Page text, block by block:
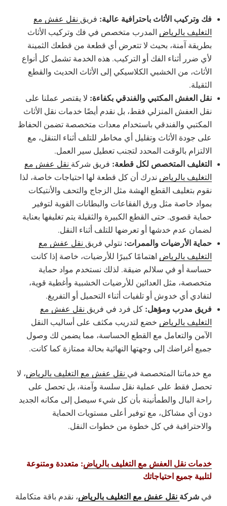
فك وتركيب الأثاث باحترافية عالية: فريق نقل عفش مع
التغليف بالرياض المدرب متخصص في فك وتركيب الأثاث
بطريقة آمنة، بحيث لا تتعرض أي قطعة من قطعك الثمينة
لأي ضرر أثناء الفك أو التركيب. هذه الخدمة تشمل كل أنواع
الأثاث، من الخشبي الكلاسيكي إلى الأثاث الحديث والقطع
الثقيلة.
نقل العفش المكتبي والفندقي بكفاءة: لا يقتصر عملنا على
نقل العفش المنزلي فقط، بل نقدم أيضًا خدمات نقل الأثاث
المكتبي والفندقي باستخدام معدات متخصصة تضمن الحفاظ
على جودة الأثاث وتقليل أي مخاطر للتلف أثناء التنقل، مع
الالتزام بالوقت المحدد لتجنب تعطيل سير العمل.
التغليف المتخصص لكل قطعة: فريق شركة نقل عفش مع
التغليف بالرياض ندرك أن كل قطعة لها احتياجات خاصة، لذا
نقوم بتغليف القطع الهشة مثل الزجاج والتحف والأنتيكات
بمواد خاصة مثل ورق الفقاعات والبطانات القوية لتوفير
حماية قصوى. حتى القطع الكبيرة والثقيلة يتم تغليفها بعناية
لضمان عدم خدشها أو تعرضها للتلف أثناء النقل.
حماية الأرضيات والممرات: نتولي فريق نقل عفش مع
التغليف بالرياض اهتمامًا كبيرًا للأرضيات، خاصة إذا كانت
حساسة أو في سلالم ضيقة. لذلك نستخدم مواد حماية
متخصصة، مثل العدائين للأرضيات الخشبية وأغطية قوية،
لتفادي أي خدوش أو تلفيات أثناء التحميل أو التفريغ.
فريق مدرب ومؤهل: كل فرد في فريق نقل عفش مع
التغليف بالرياض خضع لتدريب مكثف على أساليب النقل
الآمن والتعامل مع القطع الحساسة، مما يضمن لك وصول
جميع أغراضك إلى وجهتها النهائية بحالة ممتازة كما كانت.
مع خدماتنا المتخصصة في نقل عفش مع التغليف بالرياض، لا
تحصل فقط على عملية نقل سلسة وآمنة، بل تحصل على
راحة البال والطمأنينة بأن كل شيء سيصل إلى مكانه الجديد
دون أي مشاكل، مع توفير أعلى مستويات الحماية
والاحترافية في كل خطوة من خطوات النقل.
خدمات نقل العفش مع التغليف بالرياض: متعددة ومتنوعة
لتلبية جميع احتياجاتك
في شركة نقل عفش مع التغليف بالرياض، نقدم باقة متكاملة